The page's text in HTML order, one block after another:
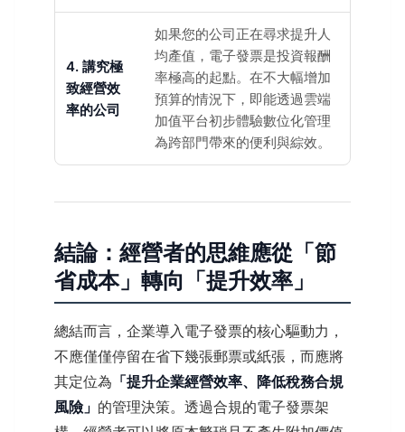
4. 講究極
致經營效
率的公司
如果您的公司正在尋求提升人
均產值，電子發票是投資報酬
率極高的起點。在不大幅增加
預算的情況下，即能透過雲端
加值平台初步體驗數位化管理
為跨部門帶來的便利與綜效。
結論：經營者的思維應從「節
省成本」轉向「提升效率」
總結而言，企業導入電子發票的核心驅動力，
不應僅僅停留在省下幾張郵票或紙張，而應將
其定位為 「提升企業經營效率、降低稅務合規
風險」 的管理決策。透過合規的電子發票架